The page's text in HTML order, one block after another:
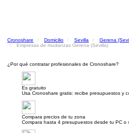
Cronoshare Domicilio Sevilla Gerena
Empresas de mudanzas Gerena (Sevilla)
¿Por qué contratar profesionales de Cronoshare?
Es gratuito
Usa Cronoshare gratis: recibe presupuestos y
Compara precios de tu zona
Compara hasta 4 presupuestos desde tu PC o